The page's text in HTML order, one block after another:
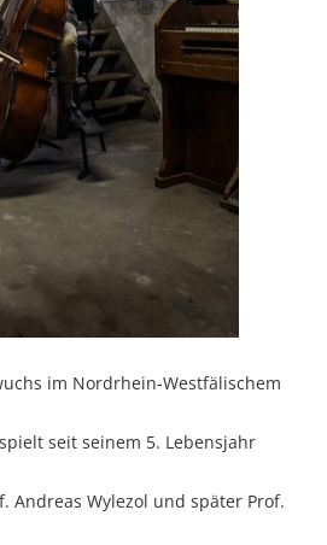
im Nordrhein-Westfälischem
seit seinem 5. Lebensjahr
Andreas Wylezol und später Prof.